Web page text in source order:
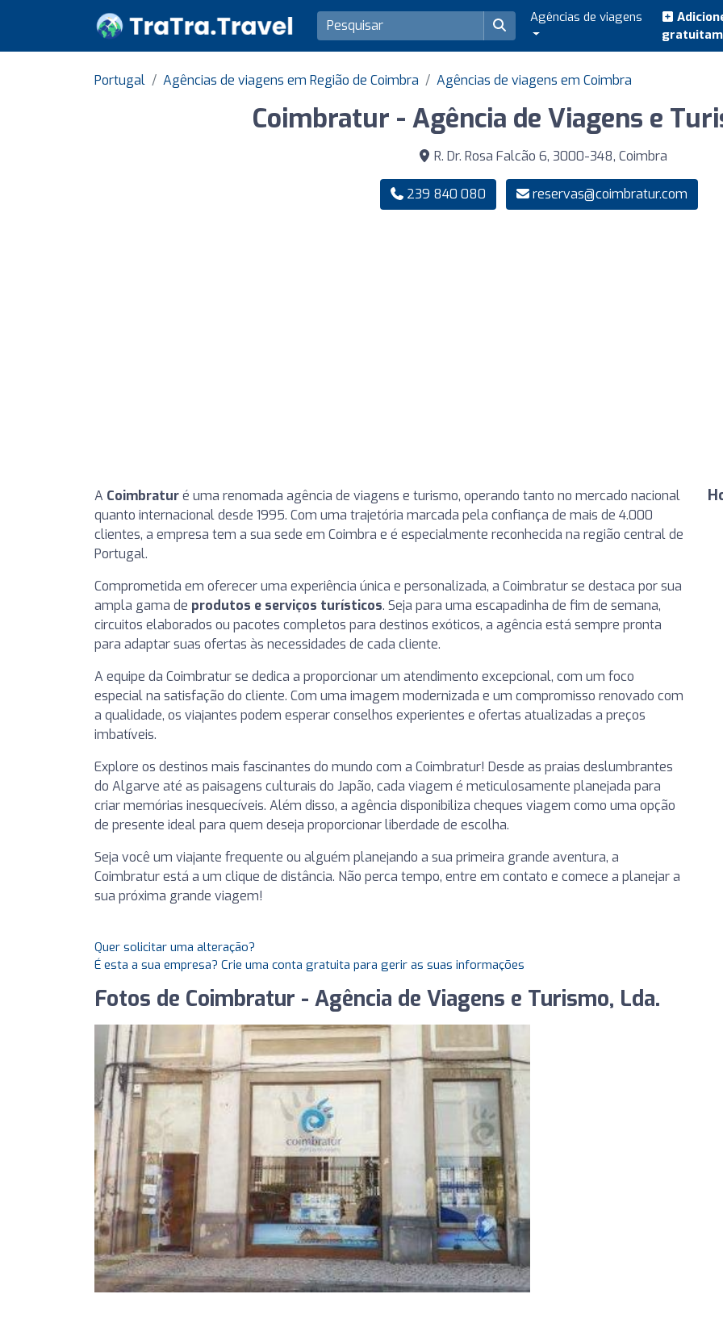
Agências de viagens
Portugal Agências de viagens em Região de Coimbra Agências de viagens em Coimbra
Coimbratur - Agência de Viagens e
R. Dr. Rosa Falcão 6, 3000-348, Coimbra
239 840 080 reservas@coimbratur.com
A Coimbraturé uma renomada agência de viagens e turismo, operando tanto no mercado nacional
quanto internacional desde 1995. Com uma trajetória marcada pela confiança de mais de 4.000
clientes, a empresa tem a sua sede em Coimbra e é especialmente reconhecida na região central de
Portugal.
Comprometida em oferecer uma experiência única e personalizada, a Coimbratur se destaca por sua
ampla gama de produtos e serviços turísticos. Seja para uma escapadinha de fim de semana,
circuitos elaborados ou pacotes completos para destinos exóticos, a agência está sempre pronta
para adaptar suas ofertas às necessidades de cada cliente.
A equipe da Coimbratur se dedica a proporcionar um atendimento excepcional, com um foco
especial na satisfação do cliente. Com uma imagem modernizada e um compromisso renovado com
a qualidade, os viajantes podem esperar conselhos experientes e ofertas atualizadas a preços
imbatíveis.
Explore os destinos mais fascinantes do mundo com a Coimbratur! Desde as praias deslumbrantes
do Algarve até as paisagens culturais do Japão, cada viagem é meticulosamente planejada para
criar memórias inesquecíveis. Além disso, a agência disponibiliza cheques viagem como uma opção
de presente ideal para quem deseja proporcionar liberdade de escolha.
Seja você um viajante frequente ou alguém planejando a sua primeira grande aventura, a
Coimbratur está a um clique de distância. Não perca tempo, entre em contato e comece a planejar a
sua próxima grande viagem!
Quer solicitar uma alteração?
É esta a sua empresa? Crie uma conta gratuita para gerir as suas informações
Fotos de Coimbratur - Agência de Viagens e Turismo, Lda.